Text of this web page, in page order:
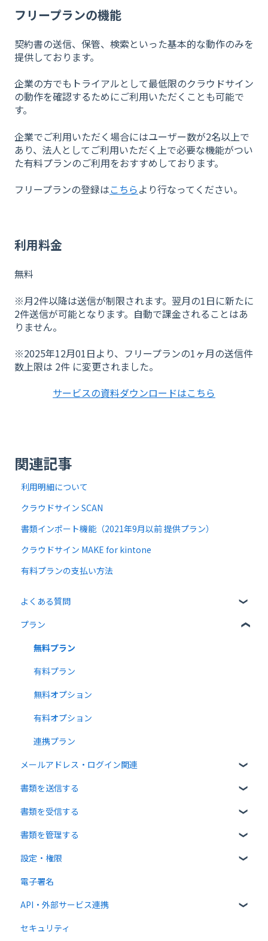
フリープランの機能
契約書の送信、保管、検索といった基本的な動作のみを
提供しております。
企業の方でもトライアルとして最低限のクラウドサイン
の動作を確認するためにご利用いただくことも可能で
す。
企業でご利用いただく場合にはユーザー数が2名以上で
あり、法人としてご利用いただく上で必要な機能がつい
た有料プランのご利用をおすすめしております。
フリープランの登録はこちらより行なってください。
利用料金
無料
※月2件以降は送信が制限されます。翌月の1日に新たに
2件送信が可能となります。自動で課金されることはあ
りません。
※2025年12月01日より、フリープランの1ヶ月の送信件
数上限は 2件 に変更されました。
サービスの資料ダウンロードはこちら
関連記事
利用明細について
クラウドサイン SCAN
書類インポート機能（2021年9月以前 提供プラン）
クラウドサイン MAKE for kintone
有料プランの支払い方法
よくある質問
クラウドサインについて
書類について
操作方法について
通知メールについて
プラン
無料プラン
有料プラン
無料オプション
有料オプション
連携プラン
メールアドレス・ログイン関連
ログイン関連
書類を送信する
書類のアップロード・編集
宛先設定
一括送信
送信時の設定
送信後の操作
テンプレート
書類を受信する
受信者ガイド
書類の受信
書類を管理する
書類の確認
書類情報の入力
書類インポート
複数部署管理
設定・権限
個人設定
管理者向け設定
高度な設定をする
電子署名
API・外部サービス連携
Web API
セキュリティ